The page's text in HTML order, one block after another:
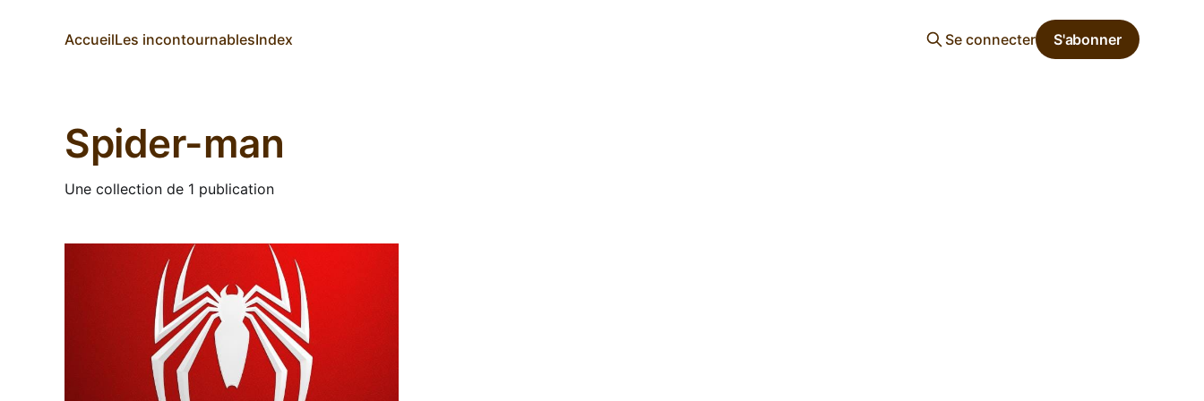
AccueilLes incontournablesIndex Se connecter S'abonner
Spider-man
Une collection de 1 publication